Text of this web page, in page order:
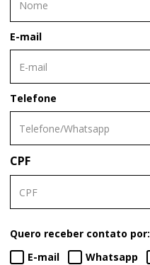
E-mail
Telefone
CPF
Quero receber contato por:
E-mail
Whatsapp